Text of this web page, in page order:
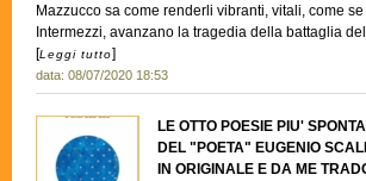
Mazzucco sa come renderli vibranti, vitali, come
Intermezzi, avanzano la tragedia della battaglia
[Leggi tutto]
data: 08/07/2020 18:53
LE OTTO POESIE PIU'
DEL "POETA" EUGENIO
IN ORIGINALE E DA ME